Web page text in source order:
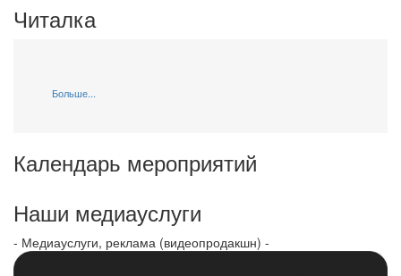
Читалка
Больше...
Календарь мероприятий
Наши медиауслуги
- Медиауслуги, реклама (видеопродакшн) -